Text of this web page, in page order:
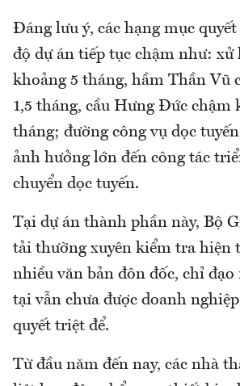
Đáng lưu ý, các hạng mục
độ dự án tiếp tục chậm như: xử
khoảng 5 tháng, hầm Thần Vũ
1,5 tháng, cầu Hưng Đức chậm
tháng; đường công vụ dọc
ảnh hưởng lớn đến công tác
chuyển dọc tuyến.
Tại dự án thành phần này, Bộ
tải thường xuyên kiểm tra hiện
nhiều văn bản đôn đốc, chỉ đạo
tại vẫn chưa được doanh
quyết triệt để.
Từ đầu năm đến nay, các nhà